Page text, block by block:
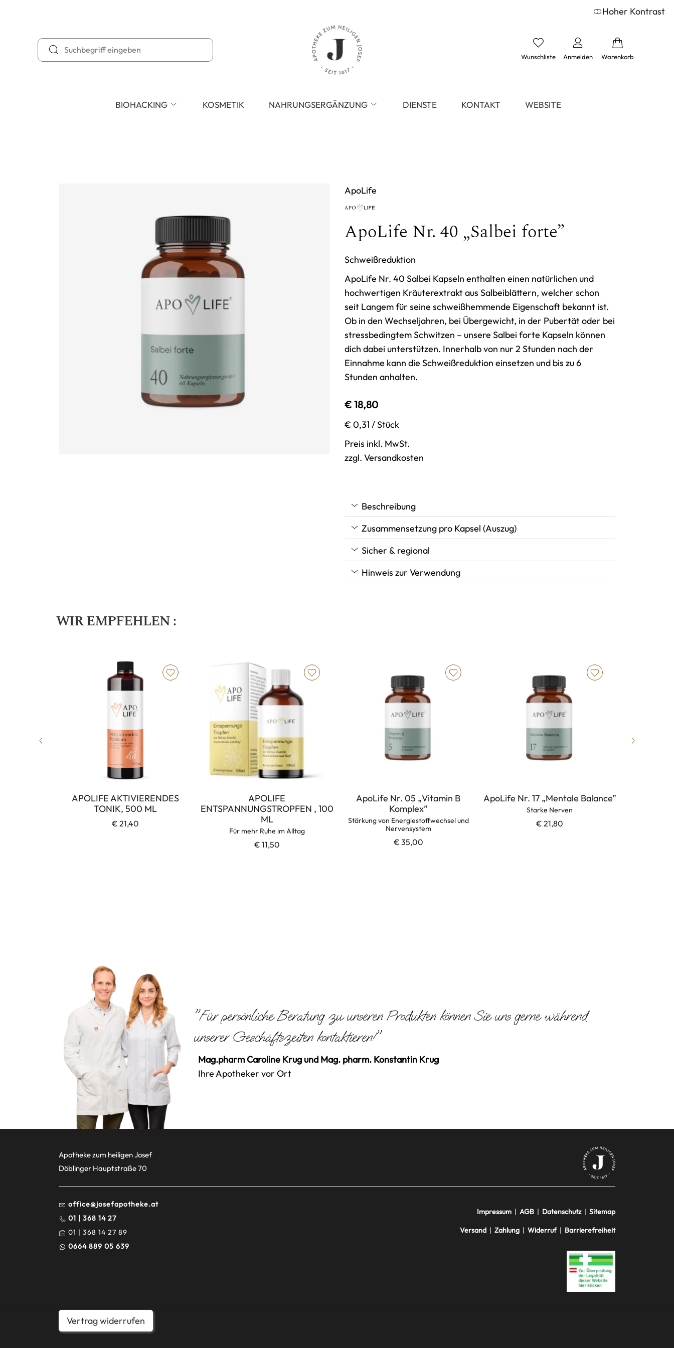
Hoher Kontrast
Wunschliste Anmelden Warenkorb
BIOHACKING KOSMETIK NAHRUNGSERGÄNZUNG DIENSTE KONTAKT WEBSITE
ApoLife
ApoLife Nr. 40 „Salbei forte”
Schweißreduktion
ApoLife Nr. 40 Salbei Kapseln enthalten einen natürlichen und
hochwertigen Kräuterextrakt aus Salbeiblättern, welcher schon
seit Langem für seine schweißhemmende Eigenschaft bekannt ist.
Ob in den Wechseljahren, bei Übergewicht, in der Pubertät oder bei
stressbedingtem Schwitzen – unsere Salbei forte Kapseln können
dich dabei unterstützen. Innerhalb von nur 2 Stunden nach der
Einnahme kann die Schweißreduktion einsetzen und bis zu 6
Stunden anhalten.
€ 18,80
€ 0,31 / Stück
Preis inkl. MwSt.
zzgl. Versandkosten
Beschreibung
Zusammensetzung pro Kapsel (Auszug)
Sicher & regional
Hinweis zur Verwendung
WIR EMPFEHLEN :
APOLIFE AKTIVIERENDES
TONIK, 500 ML
€ 21,40
APOLIFE
ENTSPANNUNGSTROPFEN , 100
ML
Für mehr Ruhe im Alltag
€ 11,50
ApoLife Nr. 05 „Vitamin B
Komplex”
Stärkung von Energiestoffwechsel und
Nervensystem
€ 35,00
ApoLife Nr. 17 „Mentale Balance”
Starke Nerven
€ 21,80
"Für persönliche Beratung zu unseren Produkten können Sie uns gerne während
unserer Geschäftszeiten kontaktieren!"
Mag.pharm Caroline Krug und Mag. pharm. Konstantin Krug
Ihre Apotheker vor Ort
Apotheke zum heiligen Josef
Döblinger Hauptstraße 70
office@josefapotheke.at
01 | 368 14 27
01 | 368 14 27 89
0664 889 05 639
Impressum| AGB| Datenschutz| Sitemap
Versand| Zahlung| Widerruf| Barrierefreiheit
Vertrag widerrufen